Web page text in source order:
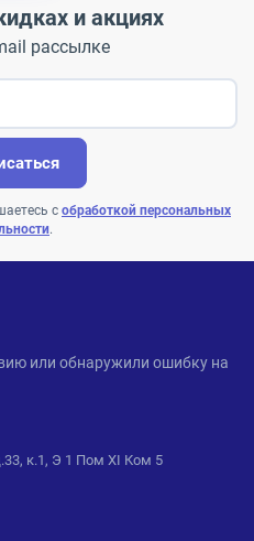
и акциях
рассылке
с обработкой персональных
.
или обнаружили ошибку на
к.1, Э 1 Пом XI Ком 5